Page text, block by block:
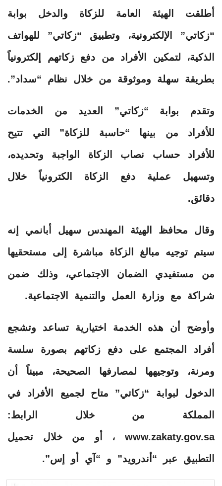
أطلقت الهيئة العامة للزكاة والدخل بوابة
“زكاتي” الإلكترونية، وتطبيق “زكاتي” للهواتف
الذكية، لتمكين الأفراد من دفع زكاتهم إلكترونياً
بطريقة سهلة وموثوقة من خلال نظام “سداد”.
وتقدم بوابة “زكاتي” العديد من الخدمات
للأفراد من بينها “حاسبة للزكاة” التي تتيح
للأفراد حساب نصاب الزكاة الواجبة وتحديده،
وتسهيل عملية دفع الزكاة الكترونياً خلال
دقائق.
وقال محافظ الهيئة المهندس سهيل أبانمي إنه
سيتم توجيه مبالغ الزكاة مباشرة إلى مستحقيها
من مستفيدي الضمان الاجتماعي، وذلك ضمن
شراكة مع وزارة العمل والتنمية الاجتماعية.
وأوضح أن هذه الخدمة اختيارية تساعد وتشجع
أفراد المجتمع على دفع زكاتهم بصورة سلسة
ومرنة، وتوجيهها لمصارفها الصحيحة، مبيناً أن
الدخول لبوابة “زكاتي” متاح لجميع الأفراد في
المملكة من خلال الرابط:
www.zakaty.gov.sa ، أو من خلال تحميل
التطبيق عبر “أندرويد” و “آي أو إس”.